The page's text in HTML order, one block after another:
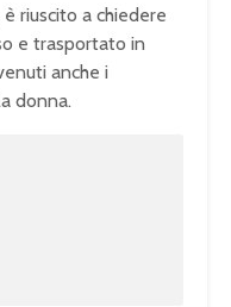
riuscito a chiedere
e trasportato in
anche i
donna.